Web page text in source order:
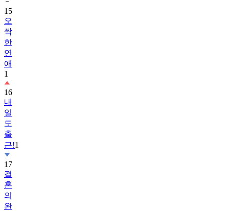
15
오
싹
한
연
애
1
16
내
일
도
출
근!1
17
결
혼
의
완